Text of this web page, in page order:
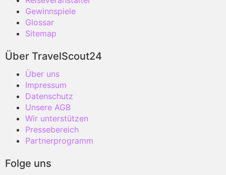
Gewinnspiele
Glossar
Sitemap
Über TravelScout24
Über uns
Impressum
Datenschutz
Unsere AGB
Wir unterstützen
Pressebereich
Partnerprogramm
Folge uns